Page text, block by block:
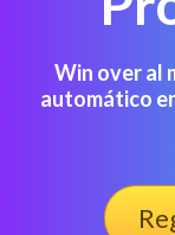
Win over al
automático